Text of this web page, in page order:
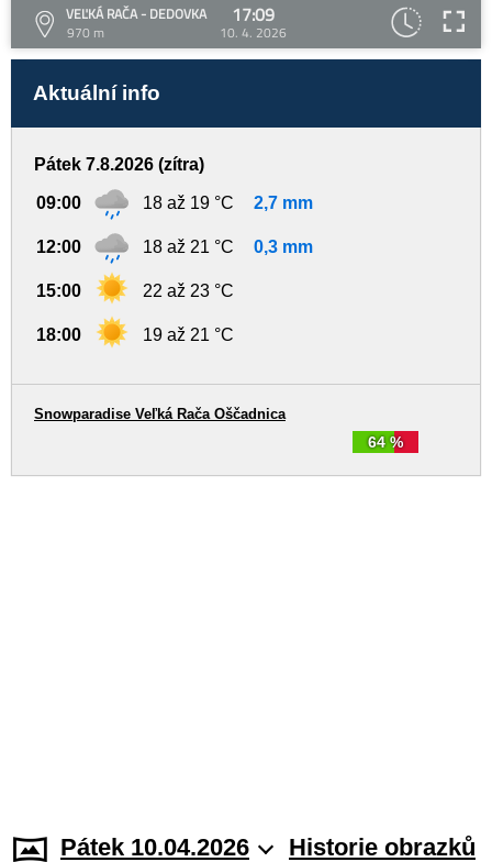
VEĽKÁ RAČA - DEDOVKA
970 m
17:09
10. 4. 2026
Aktuální info
Pátek 7.8.2026 (zítra)
09:00 18 až 19 °C 2,7 mm
12:00 18 až 21 °C 0,3 mm
15:00 22 až 23 °C
18:00 19 až 21 °C
64 %
Snowparadise Veľká Rača Oščadnica
Pátek 10.04.2026 Historie obrazků